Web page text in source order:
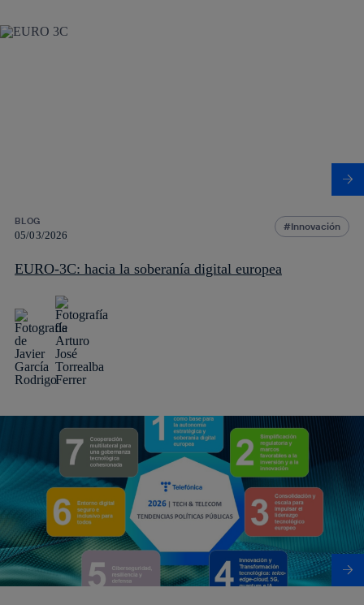
BLOG
05/03/2026
Innovación
EURO-3C: hacia la soberanía digital europea